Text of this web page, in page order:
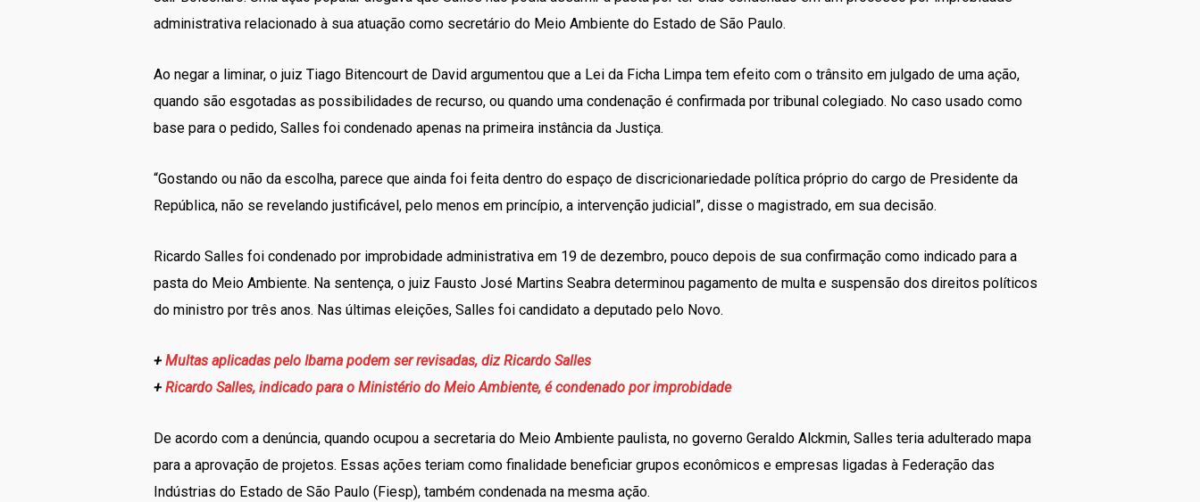
administrativa relacionado à sua atuação como secretário do Meio Ambiente do Estado de São Paulo.
Ao negar a liminar, o juiz Tiago Bitencourt de David argumentou que a Lei da Ficha Limpa tem efeito com o trânsito em julgado de uma ação,
quando são esgotadas as possibilidades de recurso, ou quando uma condenação é confirmada por tribunal colegiado. No caso usado como
base para o pedido, Salles foi condenado apenas na primeira instância da Justiça.
“Gostando ou não da escolha, parece que ainda foi feita dentro do espaço de discricionariedade política próprio do cargo de Presidente da
República, não se revelando justificável, pelo menos em princípio, a intervenção judicial”, disse o magistrado, em sua decisão.
Ricardo Salles foi condenado por improbidade administrativa em 19 de dezembro, pouco depois de sua confirmação como indicado para a
pasta do Meio Ambiente. Na sentença, o juiz Fausto José Martins Seabra determinou pagamento de multa e suspensão dos direitos políticos
do ministro por três anos. Nas últimas eleições, Salles foi candidato a deputado pelo Novo.
+ Multas aplicadas pelo Ibama podem ser revisadas, diz Ricardo Salles
+ Ricardo Salles, indicado para o Ministério do Meio Ambiente, é condenado por improbidade
De acordo com a denúncia, quando ocupou a secretaria do Meio Ambiente paulista, no governo Geraldo Alckmin, Salles teria adulterado mapa
para a aprovação de projetos. Essas ações teriam como finalidade beneficiar grupos econômicos e empresas ligadas à Federação das
Indústrias do Estado de São Paulo (Fiesp), também condenada na mesma ação.